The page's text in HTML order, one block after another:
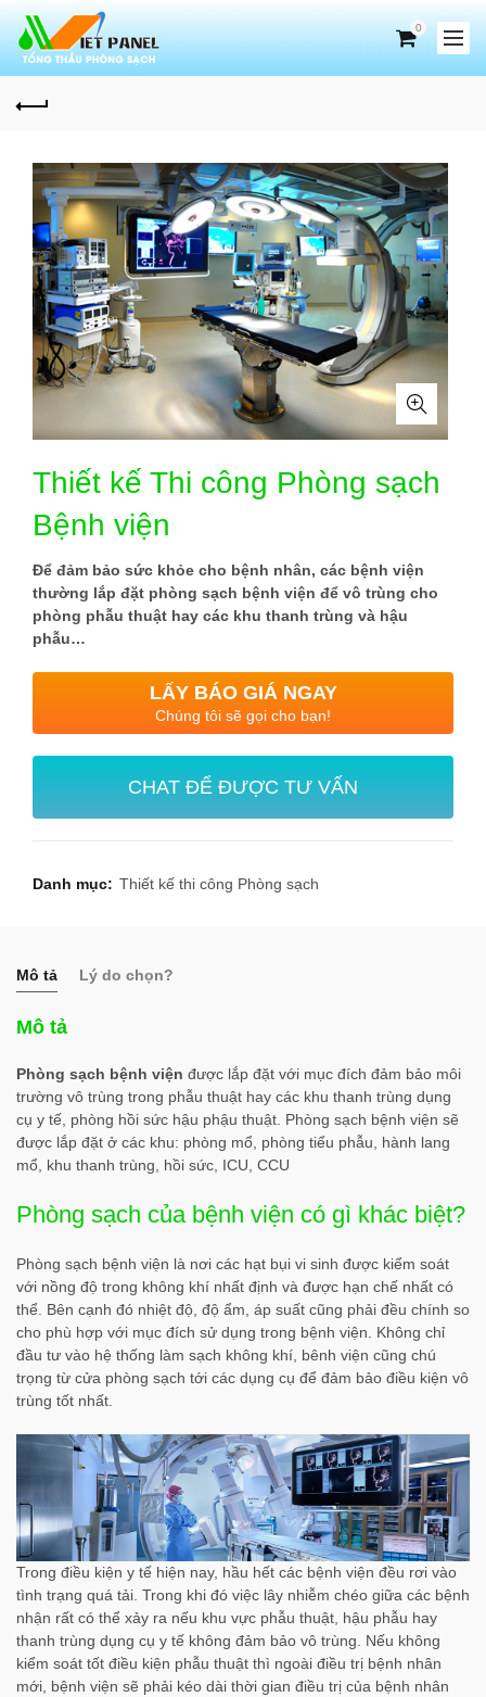
0
Thiết kế Thi công Phòng sạch
Bệnh viện
Để đảm bảo sức khỏe cho bệnh nhân, các bệnh viện
thường lắp đặt phòng sạch bệnh viện để vô trùng cho
phòng phẫu thuật hay các khu thanh trùng và hậu
phẫu…
LẤY BÁO GIÁ NGAY
Chúng tôi sẽ gọi cho bạn!
CHAT ĐỂ ĐƯỢC TƯ VẤN
Danh mục: Thiết kế thi công Phòng sạch
Mô tả Lý do chọn?
Mô tả
Phòng sạch bệnh viện được lắp đặt với mục đích đảm bảo môi
trường vô trùng trong phẫu thuật hay các khu thanh trùng dụng
cụ y tế, phòng hồi sức hậu phậu thuật. Phòng sạch bệnh viện sẽ
được lắp đặt ở các khu: phòng mổ, phòng tiểu phẫu, hành lang
mổ, khu thanh trùng, hồi sức, ICU, CCU
Phòng sạch của bệnh viện có gì khác biệt?
Phòng sạch bệnh viện là nơi các hạt bụi vi sinh được kiểm soát
với nồng độ trong không khí nhất định và được hạn chế nhất có
thể. Bên cạnh đó nhiệt độ, độ ẩm, áp suất cũng phải đều chính so
cho phù hợp với mục đích sử dụng trong bệnh viện. Không chỉ
đầu tư vào hệ thống làm sạch không khí, bênh viện cũng chú
trọng từ cửa phòng sạch tới các dụng cụ để đảm bảo điều kiện vô
trùng tốt nhất.
Trong điều kiện y tế hiện nay, hầu hết các bệnh viện đều rơi vào
tình trạng quá tải. Trong khi đó việc lây nhiễm chéo giữa các bệnh
nhận rất có thể xảy ra nếu khu vực phẫu thuật, hậu phẫu hay
thanh trùng dụng cụ y tế không đảm bảo vô trùng. Nếu không
kiểm soát tốt điều kiện phẫu thuật thì ngoài điều trị bệnh nhân
mới, bệnh viện sẽ phải kéo dài thời gian điều trị của bệnh nhân